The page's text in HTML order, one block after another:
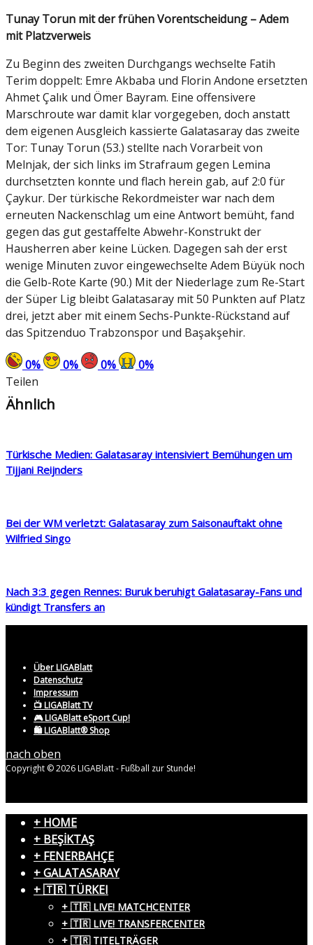
Tunay Torun mit der frühen Vorentscheidung – Adem
mit Platzverweis
Zu Beginn des zweiten Durchgangs wechselte Fatih
Terim doppelt: Emre Akbaba und Florin Andone ersetzten
Ahmet Çalık und Ömer Bayram. Eine offensivere
Marschroute war damit klar vorgegeben, doch anstatt
dem eigenen Ausgleich kassierte Galatasaray das zweite
Tor: Tunay Torun (53.) stellte nach Vorarbeit von
Melnjak, der sich links im Strafraum gegen Lemina
durchsetzten konnte und flach herein gab, auf 2:0 für
Çaykur. Der türkische Rekordmeister war nach dem
erneuten Nackenschlag um eine Antwort bemüht, fand
gegen das gut gestaffelte Abwehr-Konstrukt der
Hausherren aber keine Lücken. Dagegen sah der erst
wenige Minuten zuvor eingewechselte Adem Büyük noch
die Gelb-Rote Karte (90.) Mit der Niederlage zum Re-Start
der Süper Lig bleibt Galatasaray mit 50 Punkten auf Platz
drei, jetzt aber mit einem Sechs-Punkte-Rückstand auf
das Spitzenduo Trabzonspor und Başakşehir.
0% 0% 0% 0%
Teilen
Ähnlich
Türkische Medien: Galatasaray intensiviert Bemühungen um
Tijjani Reijnders
Bei der WM verletzt: Galatasaray zum Saisonauftakt ohne
Wilfried Singo
Nach 3:3 gegen Rennes: Buruk beruhigt Galatasaray-Fans und
kündigt Transfers an
Über LIGABlatt
Datenschutz
Impressum
📺 LIGABlatt TV
🎮 LIGABlatt eSport Cup!
🛍️ LIGABlatt® Shop
nach oben
Copyright © 2026 LIGABlatt - Fußball zur Stunde!
+ HOME
+ BEŞİKTAŞ
+ FENERBAHÇE
+ GALATASARAY
+ 🇹🇷 TÜRKEI
+ 🇹🇷 LIVE! MATCHCENTER
+ 🇹🇷 LIVE! TRANSFERCENTER
+ 🇹🇷 TITELTRÄGER